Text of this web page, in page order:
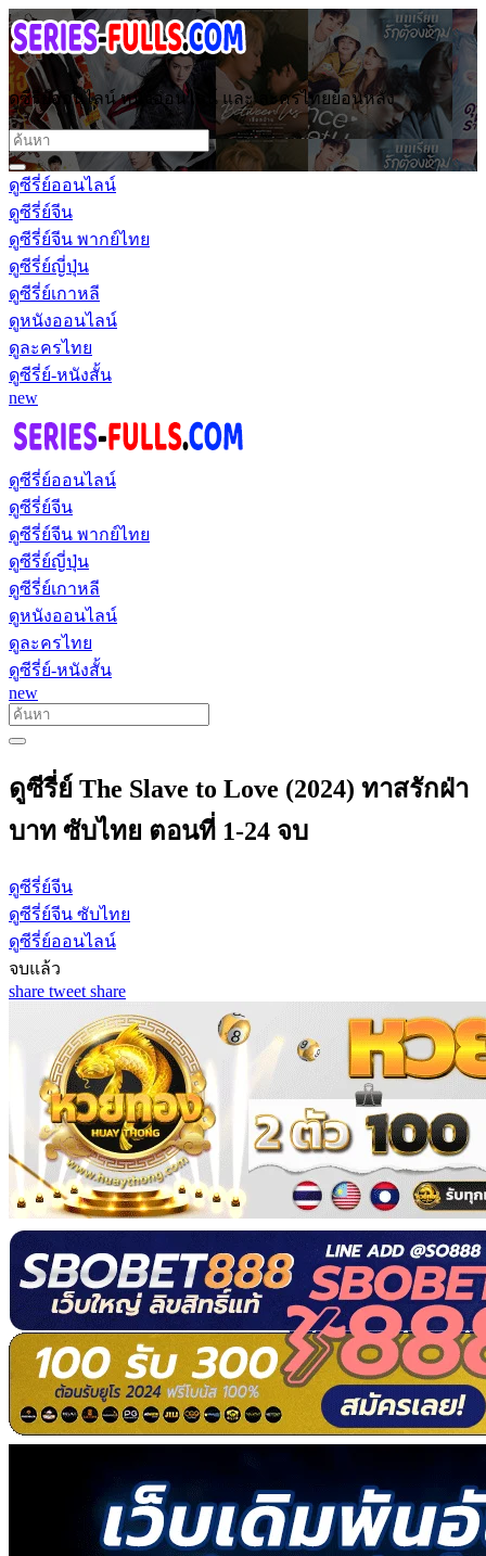
ดูซีรี่ย์ออนไลน์ หนังออนไลน์ และ ละครไทยย้อนหลัง
ดูซีรี่ย์ออนไลน์
ดูซีรี่ย์จีน
ดูซีรี่ย์จีน พากย์ไทย
ดูซีรี่ย์ญี่ปุ่น
ดูซีรี่ย์เกาหลี
ดูหนังออนไลน์
ดูละครไทย
ดูซีรี่ย์-หนังสั้น
new
ดูซีรี่ย์ออนไลน์
ดูซีรี่ย์จีน
ดูซีรี่ย์จีน พากย์ไทย
ดูซีรี่ย์ญี่ปุ่น
ดูซีรี่ย์เกาหลี
ดูหนังออนไลน์
ดูละครไทย
ดูซีรี่ย์-หนังสั้น
new
ดูซีรี่ย์ The Slave to Love (2024) ทาสรักฝ่า
บาท ซับไทย ตอนที่ 1-24 จบ
ดูซีรี่ย์จีน
ดูซีรี่ย์จีน ซับไทย
ดูซีรี่ย์ออนไลน์
จบแล้ว
share tweet share